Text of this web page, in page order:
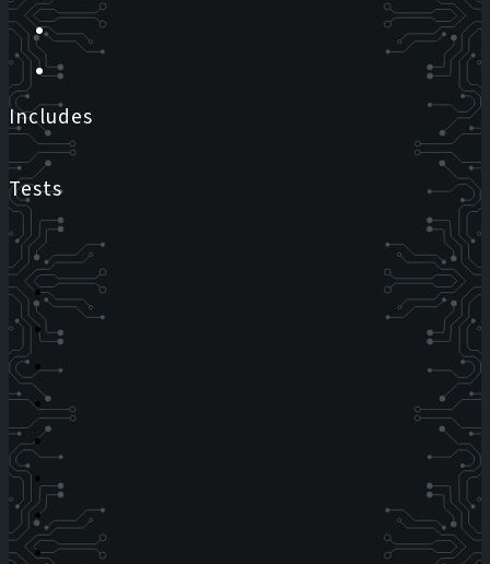
Includes
Tests